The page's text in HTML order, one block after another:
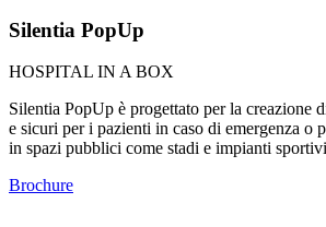
Silentia PopUp
HOSPITAL IN A BOX
Silentia PopUp è progettato per la creazione
e sicuri per i pazienti in caso di emergenza o
in spazi pubblici come stadi e impianti
Brochure